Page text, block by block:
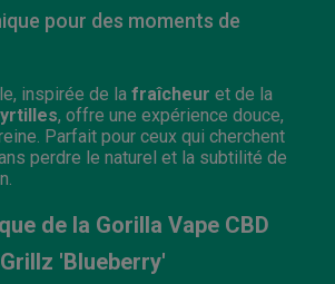
pour des moments de
inspirée de la fraîcheur et de la
, offre une expérience douce,
Parfait pour ceux qui cherchent
perdre le naturel et la subtilité de
de la Gorilla Vape CBD
'Blueberry'